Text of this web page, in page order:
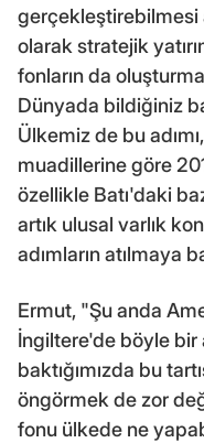
gerçekleştirebilmesi
olarak stratejik
fonların da
Dünyada bildiğiniz
Ülkemiz de bu
muadillerine göre
özellikle Batı'daki
artık ulusal varlık
adımların atılmaya
Ermut, "Şu anda
İngiltere'de böyle bir
baktığımızda bu
öngörmek de zor
fonu ülkede ne